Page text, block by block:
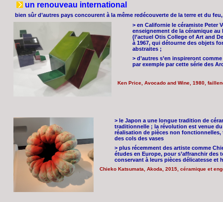
un renouveau international
bien sûr d’autres pays concourent à la même redécouverte de la terre et du
> en Californie le céramiste Peter
enseignement de la céramique
(l’actuel Otis College of Art and
à 1967, qui détourne des objets
abstraites ;
> d’autres s’en inspireront
par exemple par cette série des
Ken Price, Avocado and Wine, 1980,
> le Japon a une longue tradition de
traditionnelle ; la révolution est venue
réalisation de pièces non fonctionnelles,
des cols des vases
> plus récemment des artiste comme
études en Europe, pour s’affranchir des
conservant à leurs pièces délicatesse et
Chieko Katsumata, Akoda, 2015, céramique et